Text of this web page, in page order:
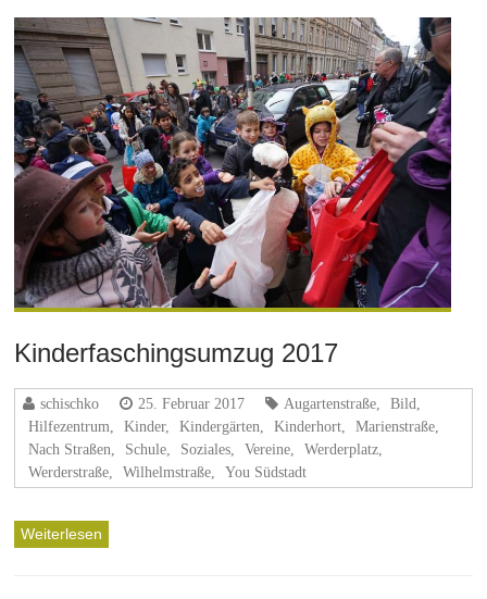
Kinderfaschingsumzug 2017
schischko 25. Februar 2017 Augartenstraße Bild
Hilfezentrum
Kinder, Kindergärten Kinderhort Marienstraße
Nach Straßen
Schule Soziales Vereine Werderplatz
Werderstraße
Wilhelmstraße You Südstadt
Weiterlesen